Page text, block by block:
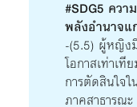
#SDG5 ควา
พลังอำนาจ
-(5.5) ผู้หญิง
โอกาสเท่าเที
การตัดสินใจ
ภาคสาธารณะ